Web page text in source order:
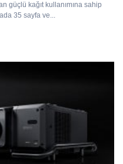
güçlü kağıt kullanımına sahip
35 sayfa ve...